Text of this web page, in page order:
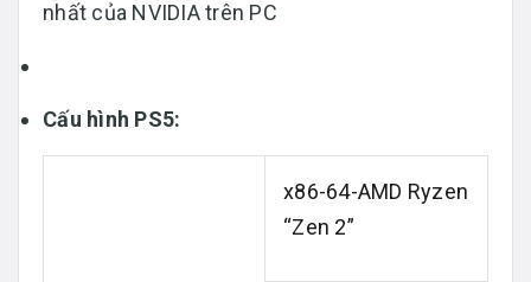
nhất của NVIDIA trên PC
Cấu hình PS5:
x86-64-AMD Ryzen
“Zen 2”